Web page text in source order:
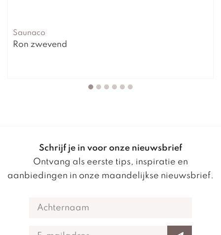
Saunaco
Ron zwevend
Schrijf je in voor onze nieuwsbrief
Ontvang als eerste tips, inspiratie en
aanbiedingen in onze maandelijkse nieuwsbrief.